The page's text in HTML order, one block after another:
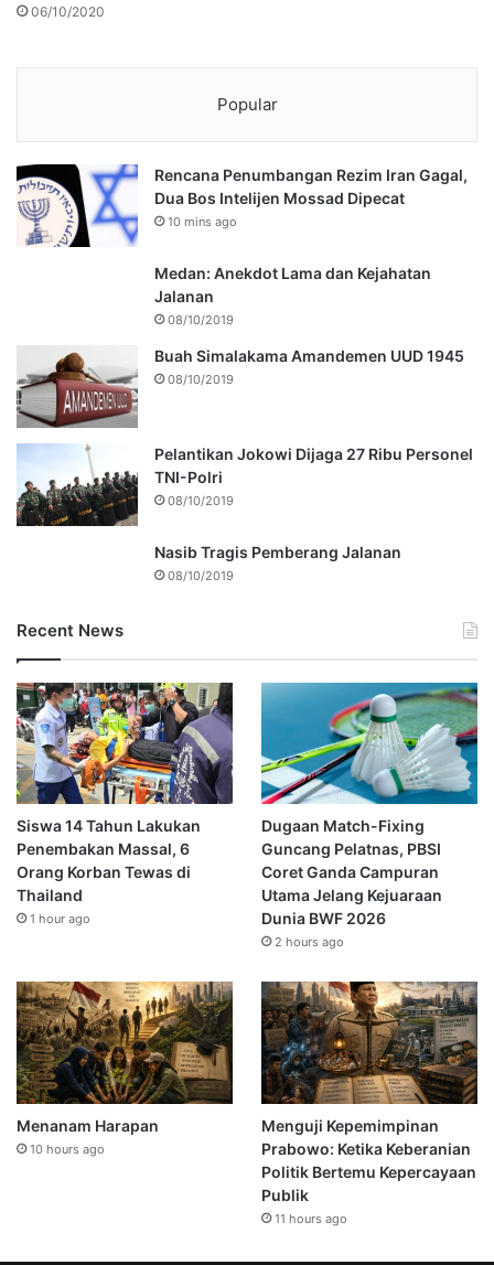
06/10/2020
Popular
Rencana Penumbangan Rezim Iran Gagal,
Dua Bos Intelijen Mossad Dipecat
10 mins ago
Medan: Anekdot Lama dan Kejahatan
Jalanan
08/10/2019
Buah Simalakama Amandemen UUD 1945
08/10/2019
Pelantikan Jokowi Dijaga 27 Ribu Personel
TNI-Polri
08/10/2019
Nasib Tragis Pemberang Jalanan
08/10/2019
Recent News
Siswa 14 Tahun Lakukan
Penembakan Massal, 6
Orang Korban Tewas di
Thailand
1 hour ago
Dugaan Match-Fixing
Guncang Pelatnas, PBSI
Coret Ganda Campuran
Utama Jelang Kejuaraan
Dunia BWF 2026
2 hours ago
Menanam Harapan
10 hours ago
Menguji Kepemimpinan
Prabowo: Ketika Keberanian
Politik Bertemu Kepercayaan
Publik
11 hours ago